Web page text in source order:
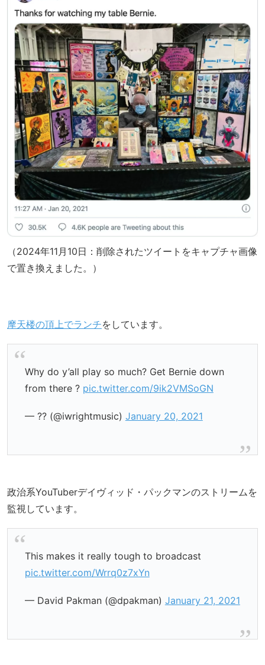
（2024年11月10日：削除されたツイートをキャプチャ画像
で置き換えました。）
摩天楼の頂上でランチをしています。
Why do y’all play so much? Get Bernie down
from there ? pic.twitter.com/9ik2VMSoGN
— ?? (@iwrightmusic) January 20, 2021
政治系YouTuberデイヴィッド・パックマンのストリームを
監視しています。
This makes it really tough to broadcast
pic.twitter.com/Wrrq0z7xYn
— David Pakman (@dpakman) January 21, 2021